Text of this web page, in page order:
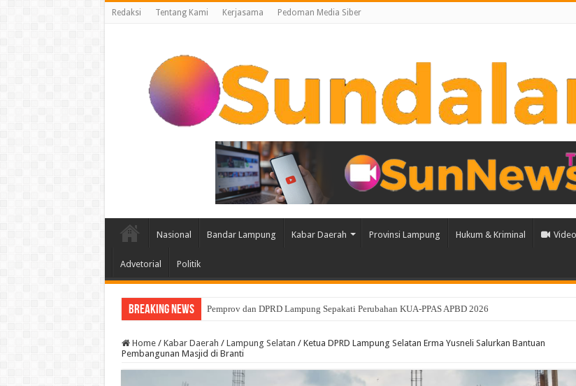
Redaksi Tentang Kami Kerjasama Pedoman Media Siber
Nasional Bandar Lampung Kabar Daerah Provinsi Lampung Hukum & Kriminal Video
Advetorial Politik
Breaking News Pemprov dan DPRD Lampung Sepakati Perubahan KUA-PPAS APBD 2026
Home / Kabar Daerah / Lampung Selatan / Ketua DPRD Lampung Selatan Erma Yusneli Salurkan Bantuan
Pembangunan Masjid di Branti